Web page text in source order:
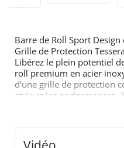
Barre de Roll Sport
Grille de Protection
Libérez le plein potentiel
roll premium en acier
d'une grille de protection
style et les performances.
Caractéristiques principales :